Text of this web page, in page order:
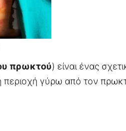
πρωκτού) είναι ένας
περιοχή γύρω από τον